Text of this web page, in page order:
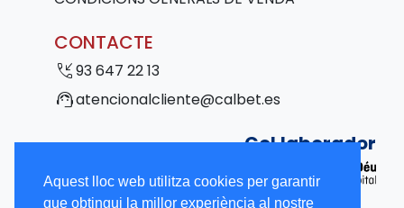
Aquest lloc web utilitza cookies per garantir
que obtingui la millor experiència al nostre
CONTACTE
phone_callback93 647 22 13
support_agentatencionalcliente@calbet.es
Col·laborador